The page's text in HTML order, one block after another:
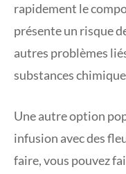
rapidement le
présente un risque
autres problèmes
substances
Une autre option
infusion avec des
faire, vous pouvez